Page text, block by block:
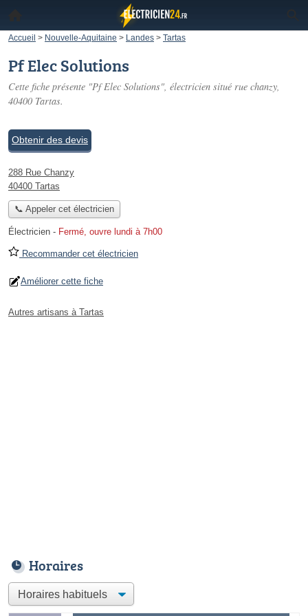
Accueil > Nouvelle-Aquitaine > Landes > Tartas
Pf Elec Solutions
Cette fiche présente "Pf Elec Solutions", électricien situé rue chanzy,
40400 Tartas.
Obtenir des devis
288 Rue Chanzy
40400 Tartas
📞 Appeler cet électricien
Électricien - Fermé, ouvre lundi à 7h00
Recommander cet électricien
Améliorer cette fiche
Autres artisans à Tartas
Horaires